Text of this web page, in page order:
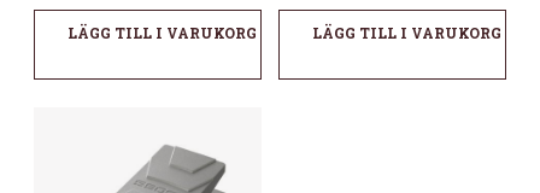
LÄGG TILL I VARUKORG LÄGG TILL I VARUKORG